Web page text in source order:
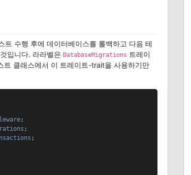
수행 후에 데이터베이스를 롤백하고 다음 테
입니다. 라라벨은 DatabaseMigrations 트레이
클래스에서 이 트레이트-trait을 사용하기만
;